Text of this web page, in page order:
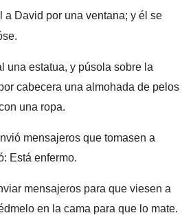
a David por una ventana; y él se
una esta­tua, y púsola sobre la
cabecera una almohada de pelos
una ropa.
mensa­jeros que tomasen a
Está enfermo.
mensa­jeros para que viesen a
en la cama para que lo mate.